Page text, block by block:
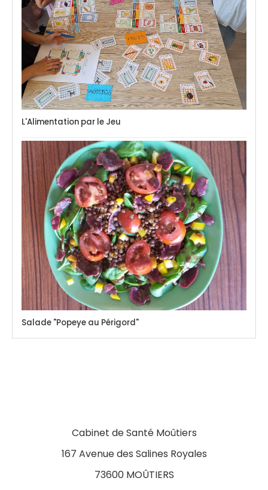
L'Alimentation par le Jeu
Salade "Popeye au Périgord"
Cabinet de Santé Moûtiers
167 Avenue des Salines Royales
73600 MOÛTIERS